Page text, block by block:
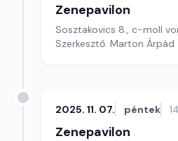
Zenepavilon
Sosztakovics 8., c-moll
Szerkesztő: Marton Árpád
2025. 11. 07. péntek
Zenepavilon